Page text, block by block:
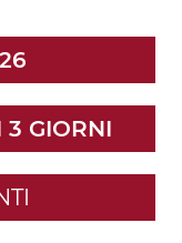
3 GIORNI